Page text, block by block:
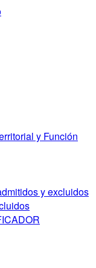
y Función
y excluidos